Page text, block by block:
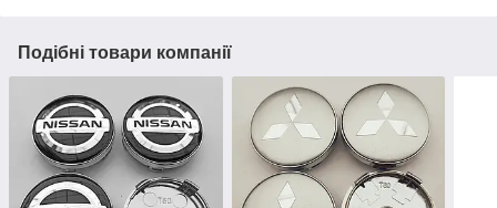
Подібні товари компанії